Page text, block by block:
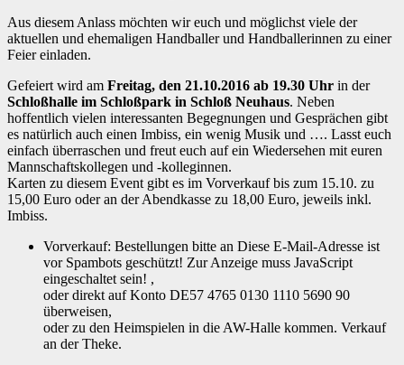
Aus diesem Anlass möchten wir euch und möglichst viele der
aktuellen und ehemaligen Handballer und Handballerinnen zu einer
Feier einladen.
Gefeiert wird am Freitag, den 21.10.2016 ab 19.30 Uhr in der
Schloßhalle im Schloßpark in Schloß Neuhaus. Neben
hoffentlich vielen interessanten Begegnungen und Gesprächen gibt
es natürlich auch einen Imbiss, ein wenig Musik und …. Lasst euch
einfach überraschen und freut euch auf ein Wiedersehen mit euren
Mannschaftskollegen und -kolleginnen.
Karten zu diesem Event gibt es im Vorverkauf bis zum 15.10. zu
15,00 Euro oder an der Abendkasse zu 18,00 Euro, jeweils inkl.
Imbiss.
Vorverkauf: Bestellungen bitte an Diese E-Mail-Adresse ist
vor Spambots geschützt! Zur Anzeige muss JavaScript
eingeschaltet sein! ,
oder direkt auf Konto DE57 4765 0130 1110 5690 90
überweisen,
oder zu den Heimspielen in die AW-Halle kommen. Verkauf
an der Theke.